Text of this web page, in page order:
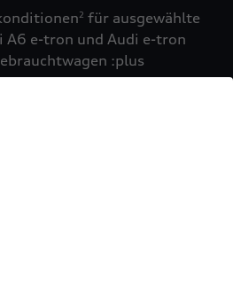
2 für ausgewählte
A6 e-tron und Audi e-tron
:plus